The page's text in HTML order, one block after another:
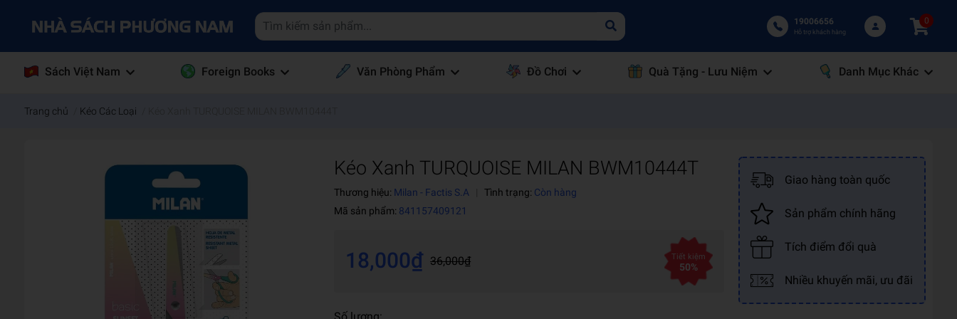
19006656
Hỗ trợ khách hàng
0
Sách Việt Nam Foreign Books Văn Phòng Phẩm Đồ Chơi Quà Tặng - Lưu Niệm Danh Mục Khác
Trang chủ Kéo Các Loại
Kéo Xanh TURQUOISE MILAN BWM10444T
Thương hiệu: Milan - Factis S.A Tình trạng: Còn hàng
Mã sản phẩm: 841157409121
18,000₫ 36,000₫ Tiết kiệm
50%
Số lượng:
Giao hàng toàn quốc
Sản phẩm chính hãng
Tích điểm đổi quà
Nhiều khuyến mãi, ưu đãi